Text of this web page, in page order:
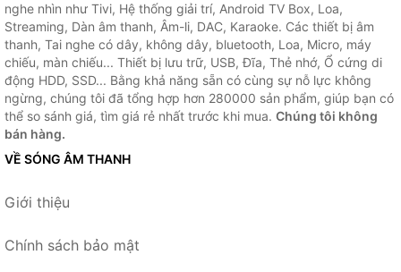
nghe nhìn như Tivi, Hệ thống giải trí, Android TV Box, Loa,
Streaming, Dàn âm thanh, Âm-li, DAC, Karaoke. Các thiết bị âm
thanh, Tai nghe có dây, không dây, bluetooth, Loa, Micro, máy
chiếu, màn chiếu... Thiết bị lưu trữ, USB, Đĩa, Thẻ nhớ, Ổ cứng di
động HDD, SSD... Bằng khả năng sẵn có cùng sự nỗ lực không
ngừng, chúng tôi đã tổng hợp hơn 280000 sản phẩm, giúp bạn có
thể so sánh giá, tìm giá rẻ nhất trước khi mua. Chúng tôi không
bán hàng.
VỀ SÓNG ÂM THANH
Giới thiệu
Chính sách bảo mật